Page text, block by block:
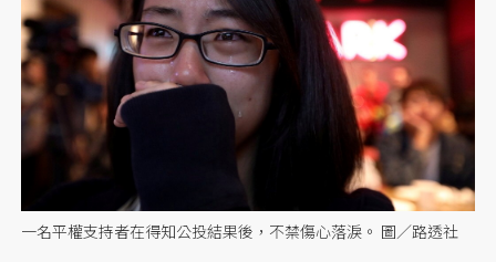
一名平權支持者在得知公投結果後，不禁傷心落淚。 圖／路透社